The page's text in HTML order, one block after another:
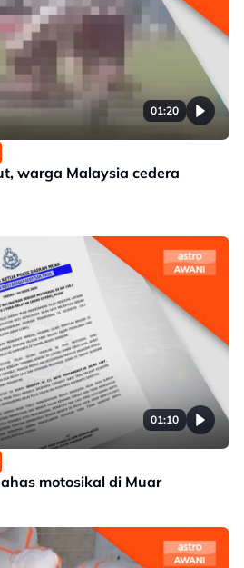
01:20
warga Malaysia cedera
01:10
motosikal di Muar